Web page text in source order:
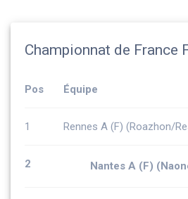
Championnat de France
Pos Équipe
1 Rennes A (F) (Roazhon/
2 Nantes A (F)